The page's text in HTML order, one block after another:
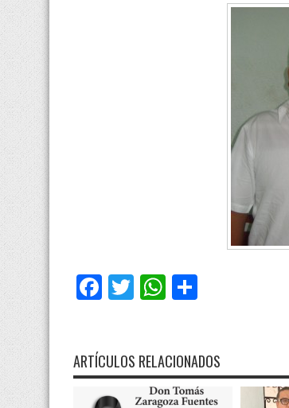
Facebook
TwitterWhatsApp
ARTÍCULOS RELACIONADOS